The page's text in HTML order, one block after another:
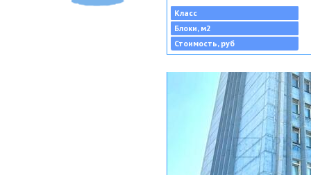
Класс
Блоки, м2
Стоимость, руб